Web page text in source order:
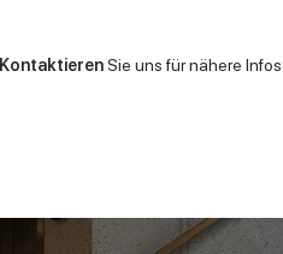
KontaktierenSie uns für nähere Infos